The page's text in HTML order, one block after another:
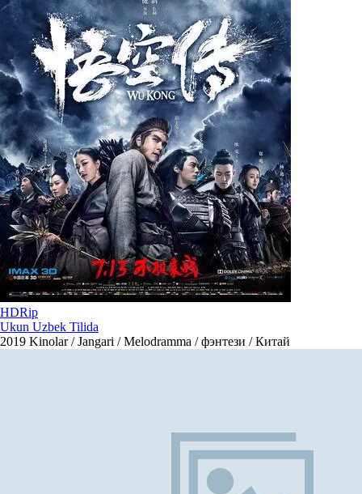
HDRip
Ukun Uzbek Tilida
2019 Kinolar / Jangari / Melodramma / фэнтези / Китай